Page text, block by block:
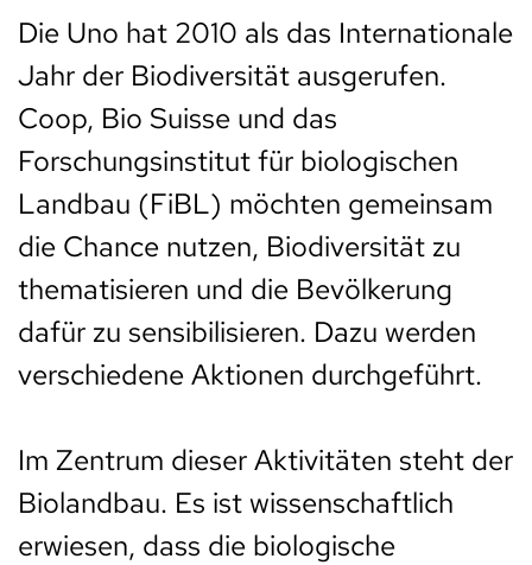
Die Uno hat 2010 als das Internationale
Jahr der Biodiversität ausgerufen.
Coop, Bio Suisse und das
Forschungsinstitut für biologischen
Landbau (FiBL) möchten gemeinsam
die Chance nutzen, Biodiversität zu
thematisieren und die Bevölkerung
dafür zu sensibilisieren. Dazu werden
verschiedene Aktionen durchgeführt.
Im Zentrum dieser Aktivitäten steht der
Biolandbau. Es ist wissenschaftlich
erwiesen, dass die biologische